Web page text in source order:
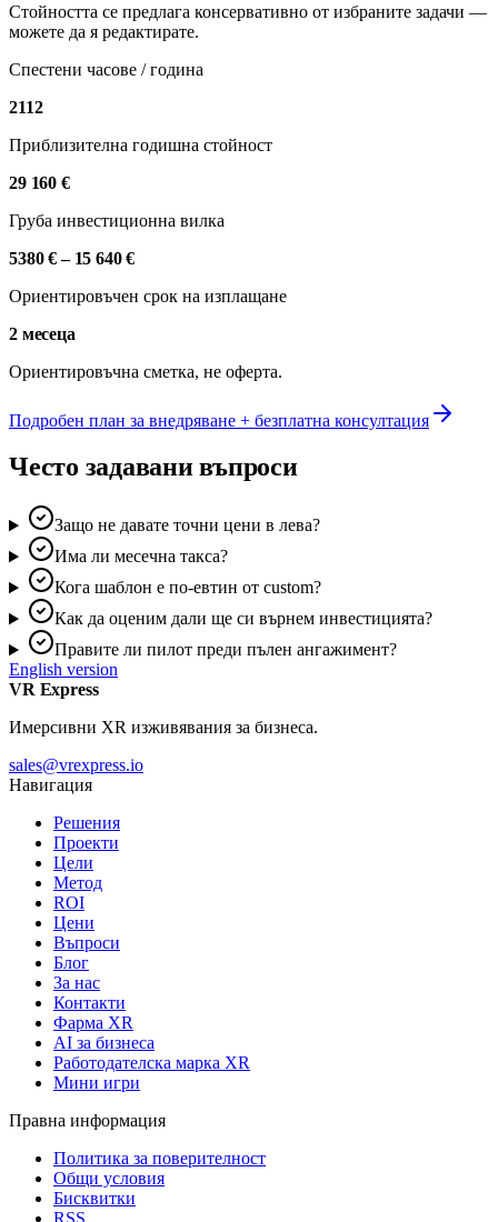
Стойността се предлага консервативно от избраните задачи —
можете да я редактирате.
Спестени часове / година
2112
Приблизителна годишна стойност
29 160 €
Груба инвестиционна вилка
5380 €– 15 640 €
Ориентировъчен срок на изплащане
2 месеца
Ориентировъчна сметка, не оферта.
Подробен план за внедряване + безплатна консултация
Често задавани въпроси
Защо не давате точни цени в лева?
Има ли месечна такса?
Кога шаблон е по-евтин от custom?
Как да оценим дали ще си върнем инвестицията?
Правите ли пилот преди пълен ангажимент?
English version
VR Express
Имерсивни XR изживявания за бизнеса.
sales@vrexpress.io
Навигация
Решения
Проекти
Цели
Метод
ROI
Цени
Въпроси
Блог
За нас
Контакти
Фарма XR
AI за бизнеса
Работодателска марка XR
Мини игри
Правна информация
Политика за поверителност
Общи условия
Бисквитки